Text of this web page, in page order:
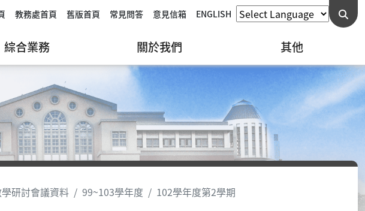
教務處首頁 舊版首頁 常見問答 意見信箱 ENGLISH
綜合業務 關於我們 其他
研討會議資料 99~103學年度 102學年度第2學期